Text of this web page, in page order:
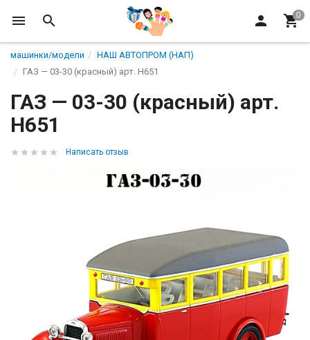
машинки/модели
НАШ АВТОПРОМ (НАП)
ГАЗ — 03-30 (красный) арт. Н651
ГАЗ — 03-30 (красный) арт.
Н651
Написать отзыв